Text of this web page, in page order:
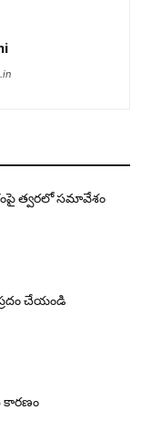
త్వరలో సమావేశం
చేయండి
కారణం